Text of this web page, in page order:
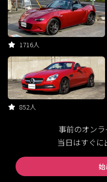
1716人
852人
事前のオン
当日はすぐ
始